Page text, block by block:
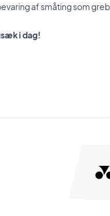
af småting som
i dag!